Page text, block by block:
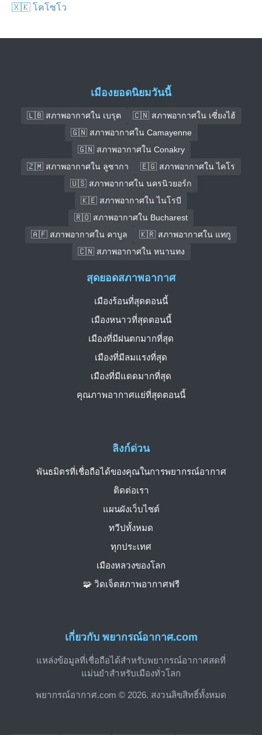
🇽🇰 โคโซโว
เมืองยอดนิยมวันนี้
🇱🇧 สภาพอากาศใน เบรุต
🇨🇳 สภาพอากาศใน เซี่ยงไฮ้
🇬🇳 สภาพอากาศใน Camayenne
🇬🇳 สภาพอากาศใน Conakry
🇿🇲 สภาพอากาศใน ลูซากา
🇪🇬 สภาพอากาศใน ไคโร
🇺🇸 สภาพอากาศใน นครนิวยอร์ก
🇰🇪 สภาพอากาศใน ไนโรบี
🇷🇴 สภาพอากาศใน Bucharest
🇦🇫 สภาพอากาศใน คาบูล
🇰🇷 สภาพอากาศใน แทกู
🇨🇳 สภาพอากาศใน หนานทง
เกี่ยวกับ พยากรณ์อากาศ.com
แหล่งข้อมูลที่เชื่อถือได้สำหรับพยากรณ์อากาศสดที่
แม่นยำสำหรับเมืองทั่วโลก
พยากรณ์อากาศ.com © 2026. สงวนลิขสิทธิ์ทั้งหมด
ลิงก์ด่วน
พันธมิตรที่เชื่อถือได้ของคุณในการพยากรณ์อากาศ
ติดต่อเรา
แผนผังเว็บไซต์
ทวีปทั้งหมด
ทุกประเทศ
เมืองหลวงของโลก
🧩 วิดเจ็ตสภาพอากาศฟรี
สุดยอดสภาพอากาศ
เมืองร้อนที่สุดตอนนี้
เมืองหนาวที่สุดตอนนี้
เมืองที่มีฝนตกมากที่สุด
เมืองที่มีลมแรงที่สุด
เมืองที่มีแดดมากที่สุด
คุณภาพอากาศแย่ที่สุดตอนนี้